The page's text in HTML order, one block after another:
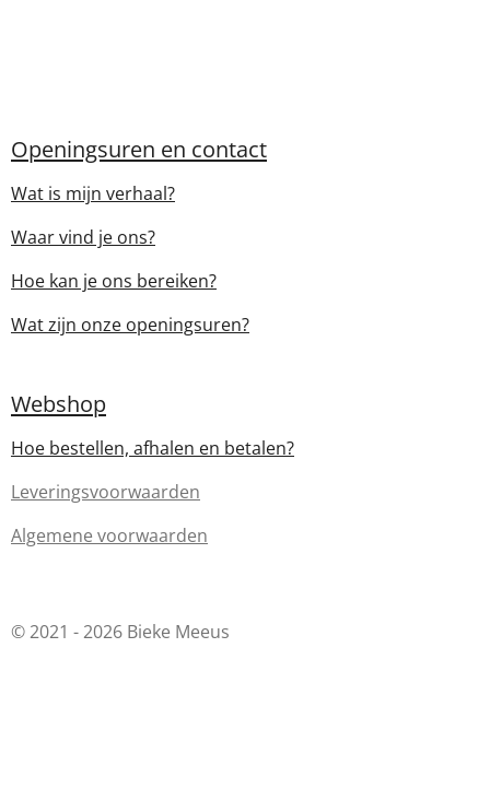
Openingsuren en contact
Wat is mijn verhaal?
Waar vind je ons?
Hoe kan je ons bereiken?
Wat zijn onze openingsuren?
Webshop
Hoe bestellen, afhalen en betalen?
Leveringsvoorwaarden
Algemene voorwaarden
© 2021 - 2026 Bieke Meeus